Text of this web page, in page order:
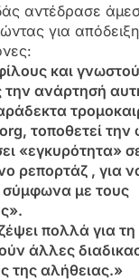
αντέδρασε
για
και
την ανάρτησή
τοποθετεί
«εγκυρότητα»
ρεπορτάζ , για
με τους
πολλά για
άλλες
της αλήθειας.»